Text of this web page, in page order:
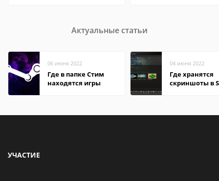
Актуальные статьи
06 июня 2022
Где в папке Стим
находятся игры
04 июня 2022
Где хранятся
скриншоты в
УЧАСТИЕ